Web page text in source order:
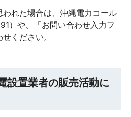
われた場合は、沖縄電力コール
）や、「お問い合わせ入力フ
ください。
設置業者の販売活動に